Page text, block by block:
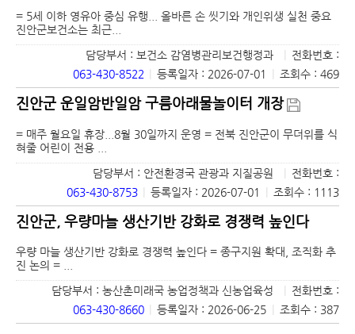
= 5세 이하 영유아 중심 유행... 올바른 손 씻기와 개인위생 실천 중요
진안군보건소는 최근...
담당부서 : 보건소 감염병관리보건행정과
전화번호 :
063-430-8522
등록일자 : 2026-07-01 조회수 : 469
진안군 운일암반일암 구름아래물놀이터 개장
= 매주 월요일 휴장...8월 30일까지 운영 = 전북 진안군이 무더위를 식
혀줄 어린이 전용 ...
담당부서 : 안전환경국 관광과 지질공원
전화번호 :
063-430-8753
등록일자 : 2026-07-01 조회수 : 1113
진안군, 우량마늘 생산기반 강화로 경쟁력 높인다
우량 마늘 생산기반 강화로 경쟁력 높인다 = 종구지원 확대, 조직화 추
진 논의 = ...
담당부서 : 농산촌미래국 농업정책과 신농업육성
전화번호 :
063-430-8660
등록일자 : 2026-06-25 조회수 : 387